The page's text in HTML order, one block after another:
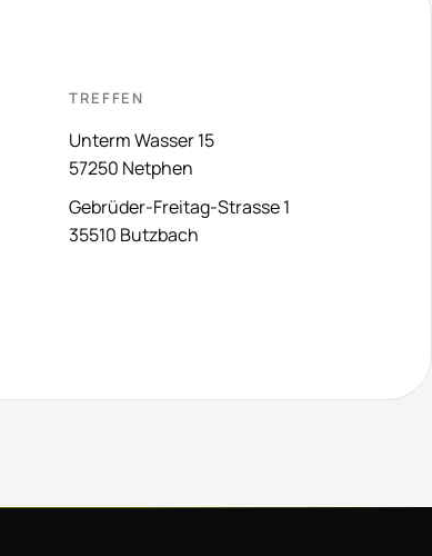
TREFFEN
Unterm Wasser 15
57250 Netphen
Gebrüder-Freitag-Strasse 1
35510 Butzbach